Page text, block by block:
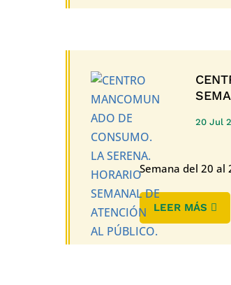
20 Jul
Semana del 20 al
LEER MÁS